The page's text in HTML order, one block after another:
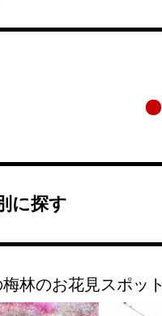
に探す
林のお花見スポット